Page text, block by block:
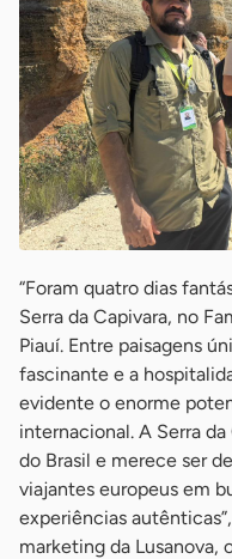
“Foram quatro dias
Serra da Capivara, no
Piauí. Entre paisagens
fascinante e a
evidente o enorme
internacional. A Serra
do Brasil e merece ser
viajantes europeus em
experiências
marketing da Lusanova,